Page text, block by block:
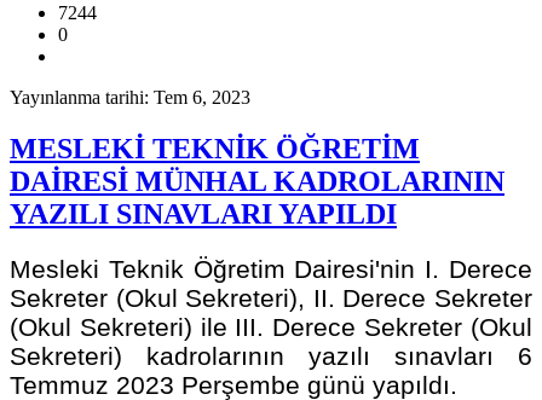
7244
0
Yayınlanma tarihi: Tem 6, 2023
MESLEKİ TEKNİK ÖĞRETİM
DAİRESİ MÜNHAL KADROLARININ
YAZILI SINAVLARI YAPILDI
Mesleki Teknik Öğretim Dairesi'nin I. Derece
Sekreter (Okul Sekreteri), II. Derece Sekreter
(Okul Sekreteri) ile III. Derece Sekreter (Okul
Sekreteri) kadrolarının yazılı sınavları 6
Temmuz 2023 Perşembe günü yapıldı.